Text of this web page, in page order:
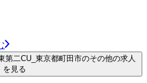
第二CU_東京都町田市のその他の求人
を見る